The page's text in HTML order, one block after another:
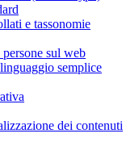
e tassonomie
sul web
semplice
dei contenuti